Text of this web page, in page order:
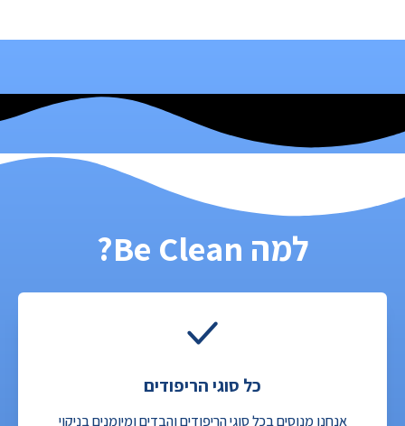
למה Be Clean?
כל סוגי הריפודים
אנחנו מנוסים בכל סוגי הריפודים והבדים ומיומנים בניקוי